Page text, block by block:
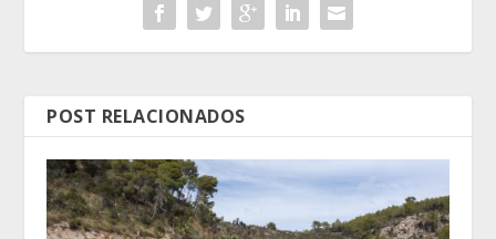
POST RELACIONADOS